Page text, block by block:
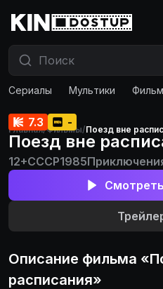
Сериалы Мультики
Главная/Фильмы/Поезд вне
7.3 -
Поезд вне
12+СССР1985
Описание фильма «
расписания»